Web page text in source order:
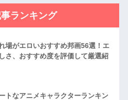
ランキング
場がエロいおすすめ邦画56選！エ
さ、おすすめ度を評価して厳選紹
トなアニメキャラクターランキン